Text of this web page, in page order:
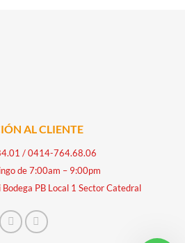
AL CLIENTE
/0414-764.68.06
de 7:00am – 9:00pm
PB Local 1 Sector Catedral